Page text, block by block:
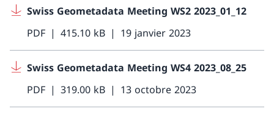
Swiss Geometadata Meeting WS2 2023_01_12
PDF
415.10 kB 19 janvier 2023
Swiss Geometadata Meeting WS4 2023_08_25
PDF
319.00 kB 13 octobre 2023